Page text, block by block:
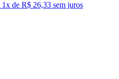
1x de R$ 26,33 sem juros